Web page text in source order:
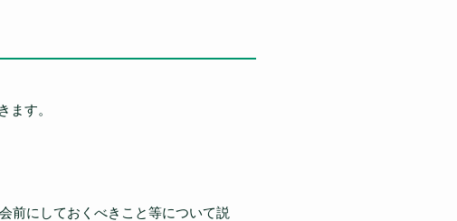
ます。
前にしておくべきこと等について説